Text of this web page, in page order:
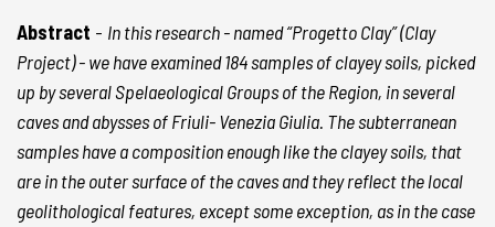
Abstract - In this research - named “Progetto Clay” (Clay
Project) - we have examined 184 samples of clayey soils, picked
up by several Spelaeological Groups of the Region, in several
caves and abysses of Friuli- Venezia Giulia. The subterranean
samples have a composition enough like the clayey soils, that
are in the outer surface of the caves and they reflect the local
geolithological features, except some exception, as in the case